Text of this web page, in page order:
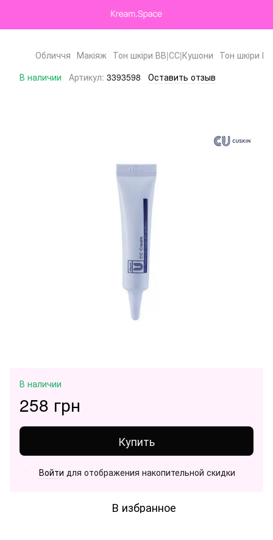
Обличчя Макіяж Тон шкіри ВВ|СС|Кушони Тон шкіри
В наличии
Артикул: 3393598 Оставить отзыв
В наличии
258 грн
Купить
Войти для отображения накопительной скидки
В избранное